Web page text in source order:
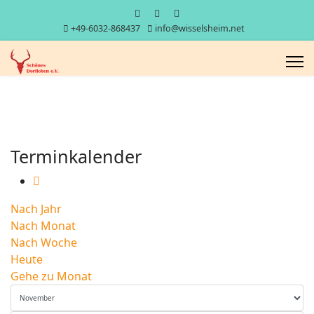
+49-6032-868437 info@wisselsheim.net
Terminkalender
Nach Jahr
Nach Monat
Nach Woche
Heute
Gehe zu Monat